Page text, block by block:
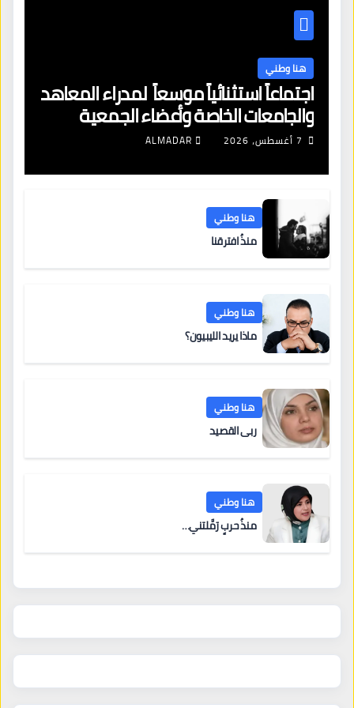
هنا وطني
اجتماعاً استثنائياً موسعاً لمدراء المعاهد
والجامعات الخاصة وأعضاء الجمعية
العمومية للنقابة العامة لمؤسسات
7 أغسطس، 2026 ALMADAR
هنا وطني
منذُ افترقنا
هنا وطني
ماذا يريد الليبيون؟
هنا وطني
ربى القصيد
هنا وطني
منذُ حربٍ رَمَّلتني…